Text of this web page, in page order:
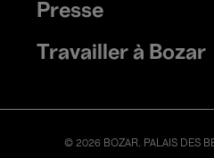
Presse
Travailler à Bozar
© 2026 BOZAR. PALAIS DES